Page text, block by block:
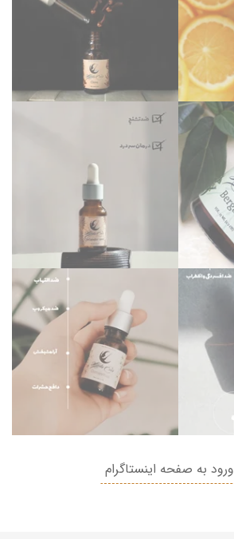
ورود به صفحه اینستاگرام